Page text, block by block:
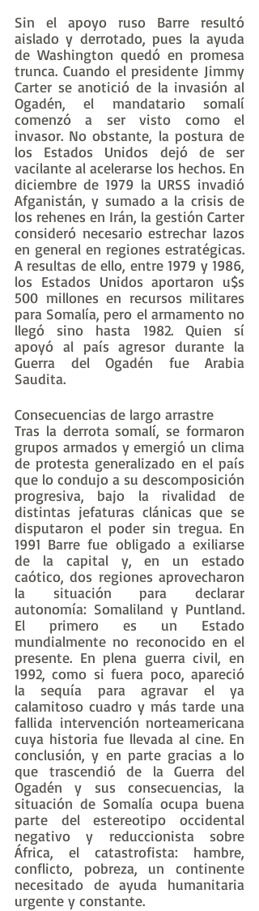
Sin el apoyo ruso Barre resultó
aislado y derrotado, pues la ayuda
de Washington quedó en promesa
trunca. Cuando el presidente Jimmy
Carter se anotició de la invasión al
Ogadén, el mandatario somalí
comenzó a ser visto como el
invasor. No obstante, la postura de
los Estados Unidos dejó de ser
vacilante al acelerarse los hechos. En
diciembre de 1979 la URSS invadió
Afganistán, y sumado a la crisis de
los rehenes en Irán, la gestión Carter
consideró necesario estrechar lazos
en general en regiones estratégicas.
A resultas de ello, entre 1979 y 1986,
los Estados Unidos aportaron u$s
500 millones en recursos militares
para Somalía, pero el armamento no
llegó sino hasta 1982. Quien sí
apoyó al país agresor durante la
Guerra del Ogadén fue Arabia
Saudita.
Consecuencias de largo arrastre
Tras la derrota somalí, se formaron
grupos armados y emergió un clima
de protesta generalizado en el país
que lo condujo a su descomposición
progresiva, bajo la rivalidad de
distintas jefaturas clánicas que se
disputaron el poder sin tregua. En
1991 Barre fue obligado a exiliarse
de la capital y, en un estado
caótico, dos regiones aprovecharon
la situación para declarar
autonomía: Somaliland y Puntland.
El primero es un Estado
mundialmente no reconocido en el
presente. En plena guerra civil, en
1992, como si fuera poco, apareció
la sequía para agravar el ya
calamitoso cuadro y más tarde una
fallida intervención norteamericana
cuya historia fue llevada al cine. En
conclusión, y en parte gracias a lo
que trascendió de la Guerra del
Ogadén y sus consecuencias, la
situación de Somalía ocupa buena
parte del estereotipo occidental
negativo y reduccionista sobre
África, el catastrofista: hambre,
conflicto, pobreza, un continente
necesitado de ayuda humanitaria
urgente y constante.